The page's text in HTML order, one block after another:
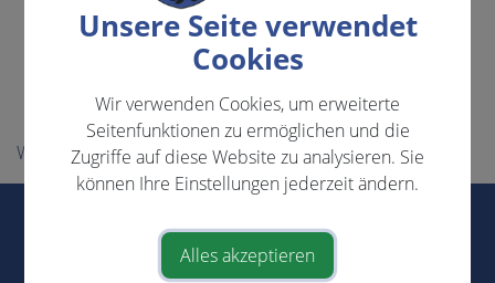
Grundstücke & Immobilien
Flächenwidmungsplan
Teilbebauungsplan
Wirtschaft
Marktgemeinde Euratsfeld
Unsere Seite verwendet
Cookies
Wir verwenden Cookies, um erweiterte
Seitenfunktionen zu ermöglichen und die
Zugriffe auf diese Website zu analysieren. Sie
können Ihre Einstellungen jederzeit ändern.
Alles akzeptieren